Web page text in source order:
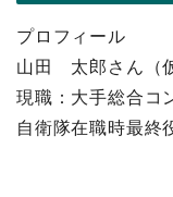
プロフィール
山田 太郎さん（
現職：大手総合コ
自衛隊在職時最終